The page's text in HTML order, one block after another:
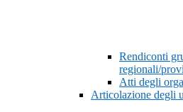
Rendiconti
regionali/
Atti degli
Articolazione degli